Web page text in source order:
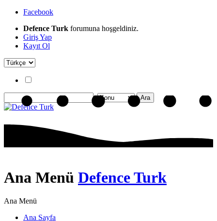
Facebook
Defence Turk forumuna hoşgeldiniz.
Giriş Yap
Kayıt Ol
Ana Menü Defence Turk
Ana Menü
Ana Sayfa